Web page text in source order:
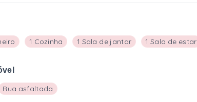
1 Cozinha 1 Sala de jantar 1 Sala de estar
Rua asfaltada